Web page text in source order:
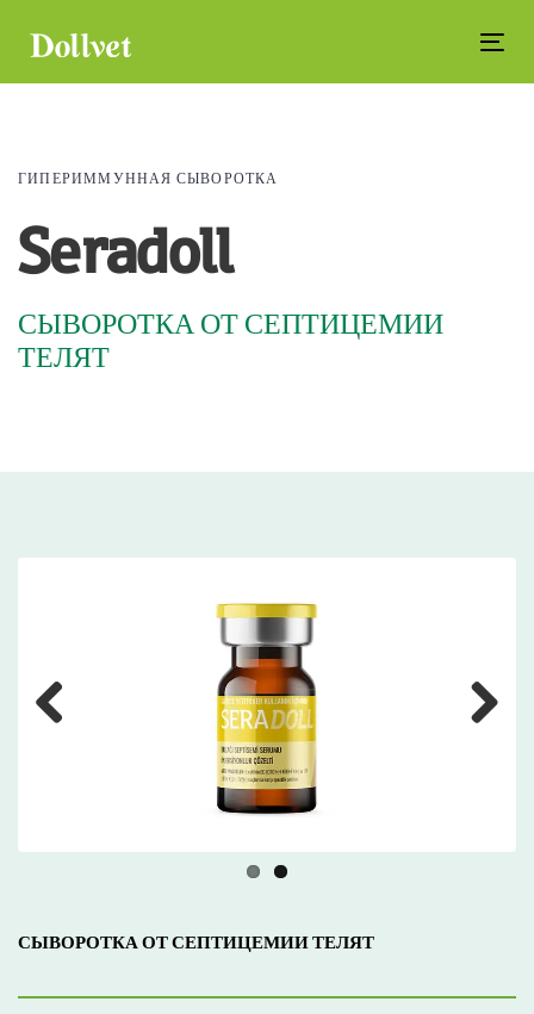
links
primary
ГИПЕРИММУННАЯ СЫВОРОТКА
Seradoll
СЫВОРОТКА ОТ СЕПТИЦЕМИИ
ТЕЛЯТ
СЫВОРОТКА ОТ СЕПТИЦЕМИИ ТЕЛЯТ